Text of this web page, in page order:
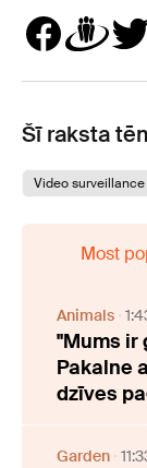
Šī raksta
Video surveillance
Most
Animals
"Mums ir
Pakalne
dzīves
Garden